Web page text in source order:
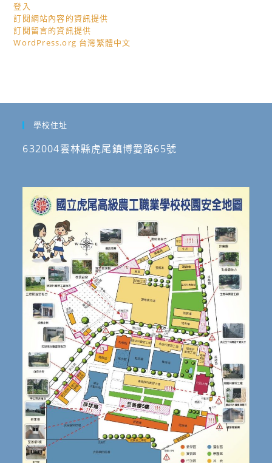
登入
訂閱網站內容的資訊提供
訂閱留言的資訊提供
WordPress.org 台灣繁體中文
學校住址
632004雲林縣虎尾鎮博愛路65號